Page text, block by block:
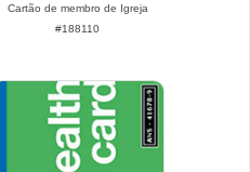
Cartão de membro de Igreja
#188110